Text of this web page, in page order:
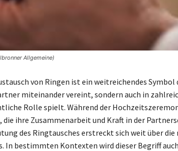
Allgemeine)
von Ringen ist ein weitreichendes Symbol
miteinander vereint, sondern auch in
Rolle spielt. Während der
die ihre Zusammenarbeit und Kraft in der
des Ringtausches erstreckt sich weit über
In bestimmten Kontexten wird dieser Begriff